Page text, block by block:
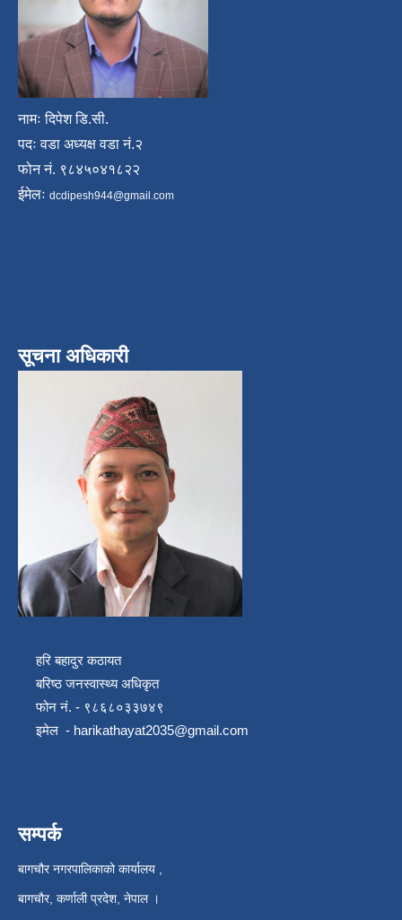
नामः दिपेश डि.सी.
पदः वडा अध्यक्ष वडा नं.२
फोन नं. ९८४५०४१८२२
ईमेलः dcdipesh944@gmail.com
सूचना अधिकारी
हरि बहादुर कठायत
बरिष्ठ जनस्वास्थ्य अधिकृत
फोन नं. - ९८६८०३३७४९
इमेल - harikathayat2035@gmail.com
सम्पर्क
बागचौर नगरपालिकाको कार्यालय ,
बागचौर, कर्णाली प्रदेश, नेपाल ।